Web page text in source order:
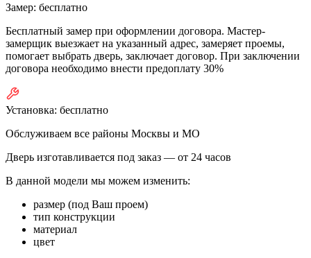
Замер: бесплатно
Бесплатный замер при оформлении договора. Мастер-
замерщик выезжает на указанный адрес, замеряет проемы,
помогает выбрать дверь, заключает договор. При заключении
договора необходимо внести предоплату 30%
Установка: бесплатно
Обслуживаем все районы Москвы и МО
Дверь изготавливается под заказ — от 24 часов
В данной модели мы можем изменить:
размер (под Ваш проем)
тип конструкции
материал
цвет